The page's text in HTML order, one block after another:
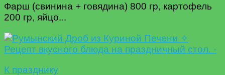
Фарш (свинина + говядина) 800 гр, картофель
200 гр, яйцо...
К празднику